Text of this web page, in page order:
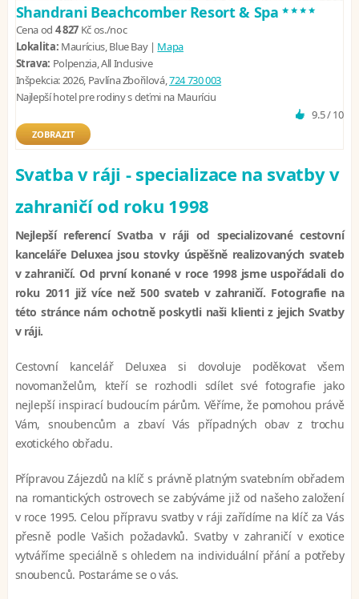
Shandrani Beachcomber Resort & Spa****
Cena od 4 827 Kčos./noc
Lokalita: Maurícius, Blue Bay | Mapa
Strava: Polpenzia, All Inclusive
Inšpekcia:2026, Pavlína Zbořilová,724 730 003
Najlepší hotel pre rodiny s deťmi na Mauríciu
9.5 / 10
ZOBRAZIT
Svatba v ráji - specializace na svatby v
zahraničí od roku 1998
Nejlepší referencí Svatba v ráji od specializované cestovní
kanceláře Deluxea jsou stovky úspěšně realizovaných svateb
v zahraničí. Od první konané v roce 1998 jsme uspořádali do
roku 2011 již více než 500 svateb v zahraničí. Fotografie na
této stránce nám ochotně poskytli naši klienti z jejich Svatby
v ráji.
Cestovní kancelář Deluxea si dovoluje poděkovat všem
novomanželům, kteří se rozhodli sdílet své fotografie jako
nejlepší inspirací budoucím párům. Věříme, že pomohou právě
Vám, snoubencům a zbaví Vás případných obav z trochu
exotického obřadu.
Přípravou Zájezdů na klíč s právně platným svatebním obřadem
na romantických ostrovech se zabýváme již od našeho založení
v roce 1995. Celou přípravu svatby v ráji zařídíme na klíč za Vás
přesně podle Vašich požadavků. Svatby v zahraničí v exotice
vytváříme speciálně s ohledem na individuální přání a potřeby
snoubenců. Postaráme se o vás.